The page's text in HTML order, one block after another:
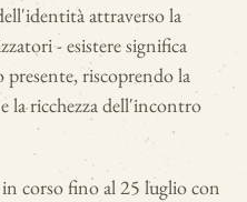
attraverso la
- esistere significa
presente, riscoprendo la
la ricchezza dell'incontro
corso fino al 25 luglio con